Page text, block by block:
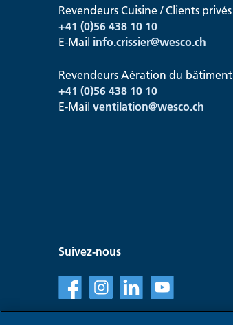
Revendeurs Cuisine / Clients privés
+41 (0)56 438 10 10
E-Mail info.crissier@wesco.ch
Revendeurs Aération du bâtiment
+41 (0)56 438 10 10
E-Mail ventilation@wesco.ch
Suivez-nous
f l v